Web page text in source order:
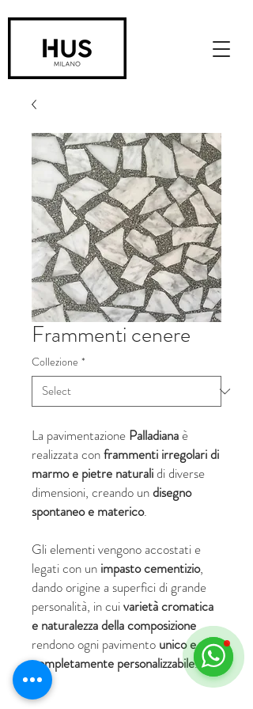
Frammenti cenere
Collezione *
La pavimentazione Palladianaè
realizzata conframmenti irregolari di
marmo e pietre naturalidi diverse
dimensioni, creando undisegno
spontaneo e materico.
Gli elementi vengono accostati e
legati con un impasto cementizio,
dando origine a superfici di grande
personalità, in cuivarietà cromatica
e naturalezza della composizione
rendono ogni pavimento unico e
completamente personalizzabile.